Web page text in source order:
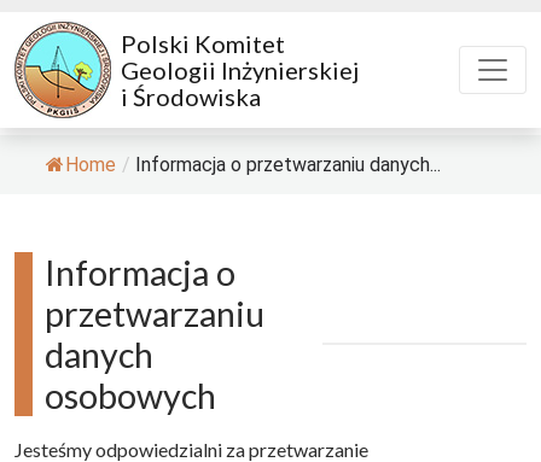
Polski Komitet
Geologii Inżynierskiej
i Środowiska
Home / Informacja o przetwarzaniu danych...
Informacja o
przetwarzaniu
danych
osobowych
Jesteśmy odpowiedzialni za przetwarzanie